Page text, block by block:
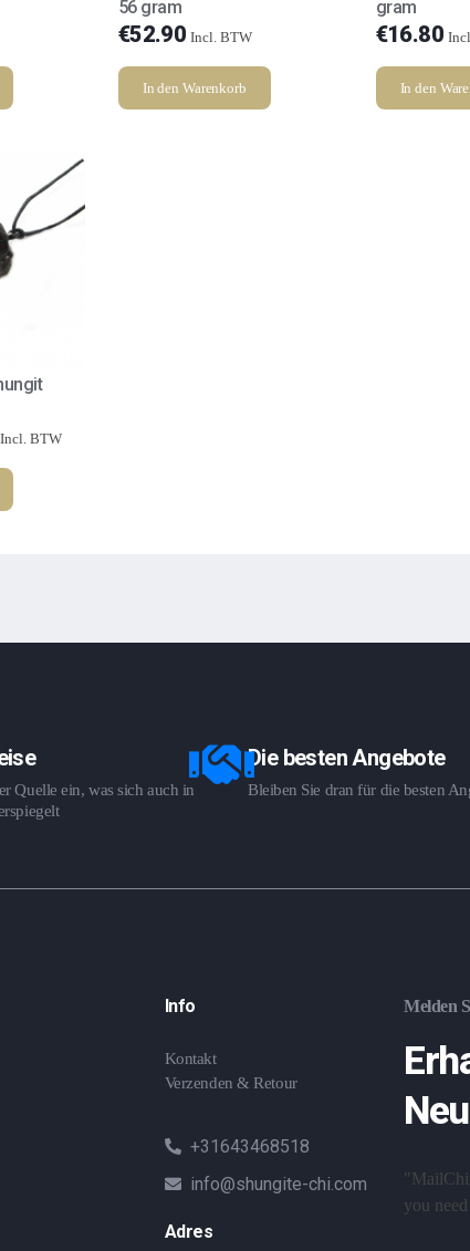
56 gram
€52.90 Incl. BTW
In den Warenkorb
gram
€16.80
In den
Incl. BTW
Quelle ein, was sich auch in
Die besten Angebote
Bleiben Sie dran für die besten
Info
Kontakt
Verzenden & Retour
+31643468518
info@shungite-chi.com
Adres
Melden
you